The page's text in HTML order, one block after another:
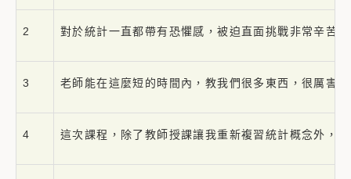
2 對於統計一直都帶有恐懼感，被迫直面挑戰非常辛苦
3 老師能在這麼短的時間內，教我們很多東西，很厲害
4 這次課程，除了教師授課讓我重新複習統計概念外，